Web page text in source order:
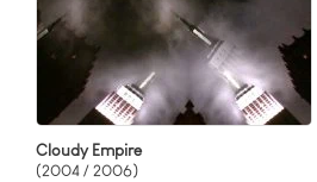
Cloudy Empire
(2004 / 2006)